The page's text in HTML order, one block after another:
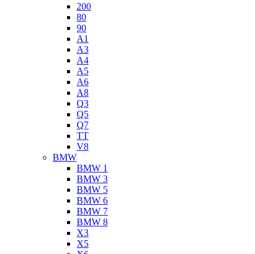
200
80
90
A1
A3
A4
A5
A6
A8
Q3
Q5
Q7
TT
V8
BMW
BMW 1
BMW 3
BMW 5
BMW 6
BMW 7
BMW 8
X3
X5